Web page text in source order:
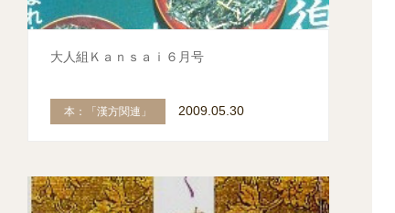
大人組Ｋａｎｓａｉ６月号
本：「漢方関連」 2009.05.30